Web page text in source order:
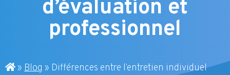
d’évaluation et
professionnel
» Blog » Différences entre l’entretien individuel